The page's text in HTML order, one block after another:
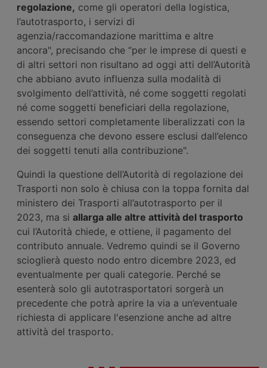
regolazione, come gli operatori della logistica,
l’autotrasporto, i servizi di
agenzia/raccomandazione marittima e altre
ancora", precisando che “per le imprese di questi e
di altri settori non risultano ad oggi atti dell’Autorità
che abbiano avuto influenza sulla modalità di
svolgimento dell’attività, né come soggetti regolati
né come soggetti beneficiari della regolazione,
essendo settori completamente liberalizzati con la
conseguenza che devono essere esclusi dall’elenco
dei soggetti tenuti alla contribuzione".
Quindi la questione dell’Autorità di regolazione dei
Trasporti non solo è chiusa con la toppa fornita dal
ministero dei Trasporti all’autotrasporto per il
2023, ma si allarga alle altre attività del trasporto
cui l’Autorità chiede, e ottiene, il pagamento del
contributo annuale. Vedremo quindi se il Governo
scioglierà questo nodo entro dicembre 2023, ed
eventualmente per quali categorie. Perché se
esenterà solo gli autotrasportatori sorgerà un
precedente che potrà aprire la via a un’eventuale
richiesta di applicare l'esenzione anche ad altre
attività del trasporto.